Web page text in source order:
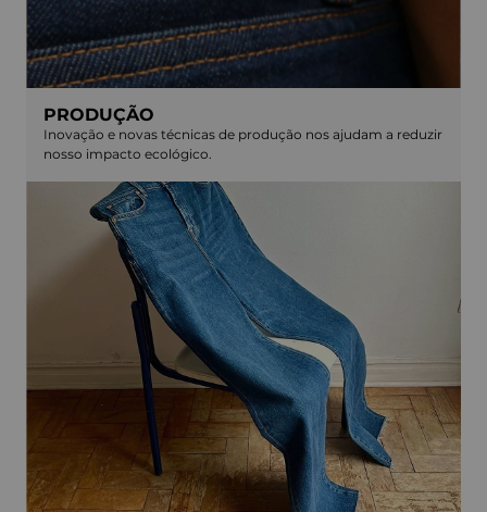
PRODUÇÃO
Inovação e novas técnicas de produção nos ajudam a reduzir
nosso impacto ecológico.